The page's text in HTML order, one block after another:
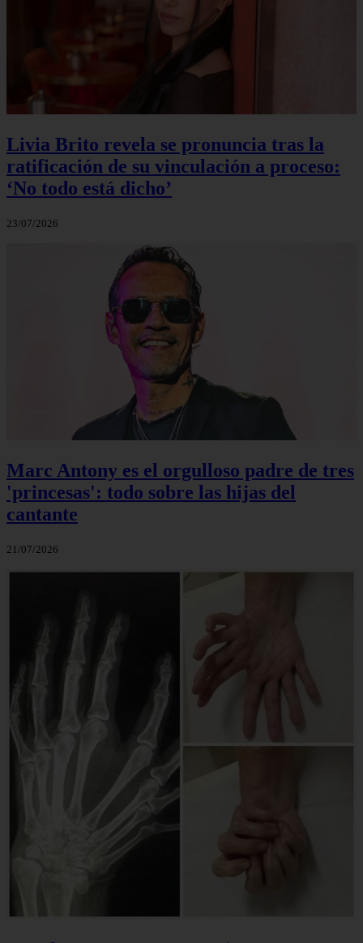
Livia Brito revela se pronuncia tras la
ratificación de su vinculación a proceso:
‘No todo está dicho’
23/07/2026
Marc Antony es el orgulloso padre de tres
'princesas': todo sobre las hijas del
cantante
21/07/2026